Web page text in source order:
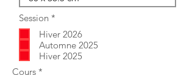
Session *
l
i
g
a
Hiver 2026
Automne 2025
Hiver 2025
Cours *